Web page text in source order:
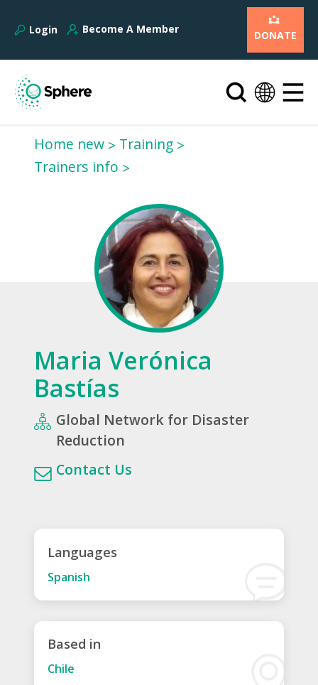
Login Become A Member DONATE
Home new
Training
Trainers info
Maria Verónica
Bastías
Global Network for Disaster
Reduction
Contact Us
Languages
Spanish
Based in
Chile